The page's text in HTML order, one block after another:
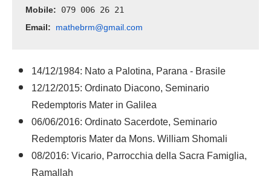
Mobile: 079 006 26 21
Email: mathebrm@gmail.com
14/12/1984: Nato a Palotina, Parana - Brasile
12/12/2015: Ordinato Diacono, Seminario
Redemptoris Mater in Galilea
06/06/2016: Ordinato Sacerdote, Seminario
Redemptoris Mater da Mons. William Shomali
08/2016: Vicario, Parrocchia della Sacra Famiglia,